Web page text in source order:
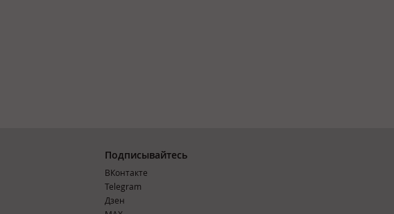
Подписывайтесь
ВКонтакте
Telegram
Дзен